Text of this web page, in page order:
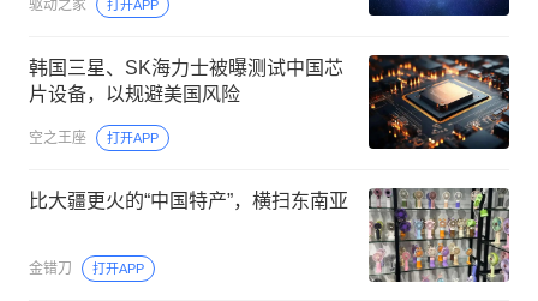
驱动之家 打开APP
韩国三星、SK海力士被曝测试中国芯
片设备，以规避美国风险
空之王座 打开APP
比大疆更火的“中国特产”，横扫东南亚
金错刀 打开APP